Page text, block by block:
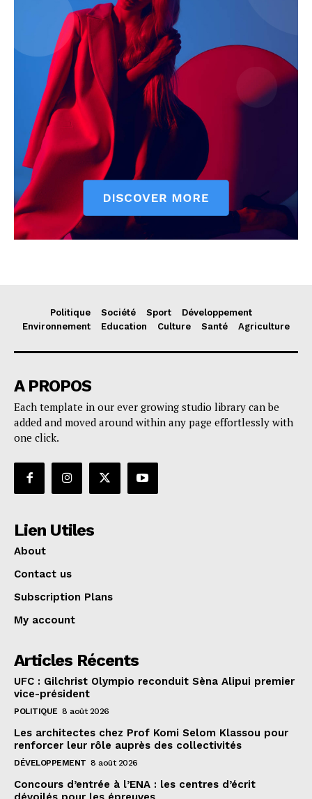
Politique Société Sport
Développement
Environnement
Education Culture Santé Agriculture
A PROPOS
Each template in our ever growing studio library can be
added and moved around within any page effortlessly with
one click.
Lien Utiles
About
Contact us
Subscription Plans
My account
Articles Récents
UFC : Gilchrist Olympio reconduit Sèna Alipui premier
vice-président
POLITIQUE 8 août 2026
Les architectes chez Prof Komi Selom Klassou pour
renforcer leur rôle auprès des collectivités
DÉVELOPPEMENT 8 août 2026
Concours d’entrée à l’ENA : les centres d’écrit